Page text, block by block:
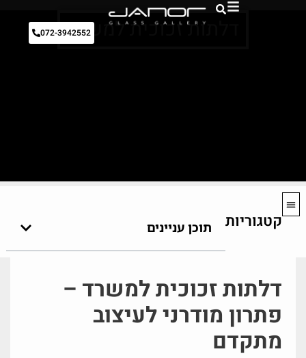
072-3942552דלתות זכוכית למשרד
תוכן עניינים קטגוריות
דלתות זכוכית למשרד –
פתרון מודרני לעיצוב
מתקדם